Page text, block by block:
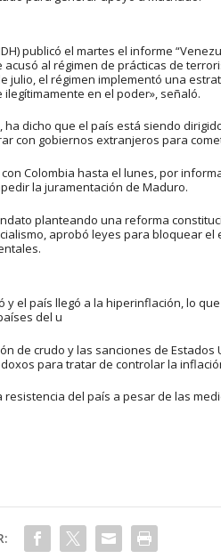
publicó el martes el informe
al régimen de prácticas de
julio, el régimen implementó una
en el poder», señaló.
dicho que el país está siendo
con gobiernos extranjeros para
Colombia hasta el lunes, por
la juramentación de Maduro.
planteando una reforma
aprobó leyes para bloquear el
el país llegó a la hiperinflación, lo
del u
de crudo y las sanciones de Estados
para tratar de controlar la
del país a pesar de las